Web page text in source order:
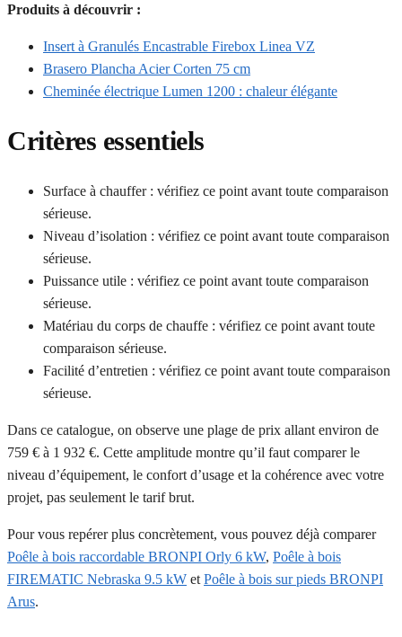
Produits à découvrir :
Insert à Granulés Encastrable Firebox Linea VZ
Brasero Plancha Acier Corten 75 cm
Cheminée électrique Lumen 1200 : chaleur élégante
Critères essentiels
Surface à chauffer : vérifiez ce point avant toute comparaison
sérieuse.
Niveau d’isolation : vérifiez ce point avant toute comparaison
sérieuse.
Puissance utile : vérifiez ce point avant toute comparaison
sérieuse.
Matériau du corps de chauffe : vérifiez ce point avant toute
comparaison sérieuse.
Facilité d’entretien : vérifiez ce point avant toute comparaison
sérieuse.
Dans ce catalogue, on observe une plage de prix allant environ de
759 € à 1 932 €. Cette amplitude montre qu’il faut comparer le
niveau d’équipement, le confort d’usage et la cohérence avec votre
projet, pas seulement le tarif brut.
Pour vous repérer plus concrètement, vous pouvez déjà comparer
Poêle à bois raccordable BRONPI Orly 6 kW, Poêle à bois
FIREMATIC Nebraska 9.5 kW et Poêle à bois sur pieds BRONPI
Arus.